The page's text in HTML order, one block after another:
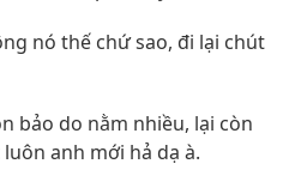
nó thế chứ sao, đi lại chút
bảo do nằm nhiều, lại còn
anh mới hả dạ à.